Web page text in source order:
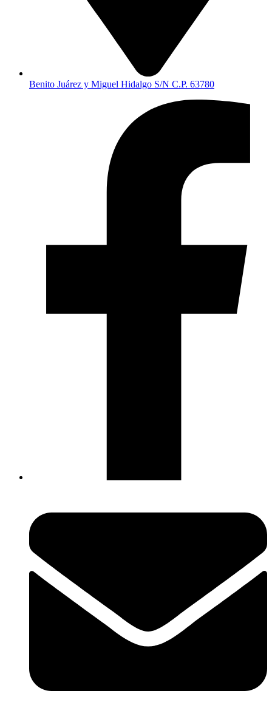
Benito Juárez y Miguel Hidalgo S/N C.P. 63780